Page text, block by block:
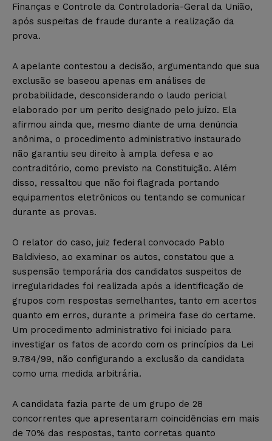
Finanças e Controle da Controladoria-Geral da União,
após suspeitas de fraude durante a realização da
prova.
A apelante contestou a decisão, argumentando que sua
exclusão se baseou apenas em análises de
probabilidade, desconsiderando o laudo pericial
elaborado por um perito designado pelo juízo. Ela
afirmou ainda que, mesmo diante de uma denúncia
anônima, o procedimento administrativo instaurado
não garantiu seu direito à ampla defesa e ao
contraditório, como previsto na Constituição. Além
disso, ressaltou que não foi flagrada portando
equipamentos eletrônicos ou tentando se comunicar
durante as provas.
O relator do caso, juiz federal convocado Pablo
Baldivieso, ao examinar os autos, constatou que a
suspensão temporária dos candidatos suspeitos de
irregularidades foi realizada após a identificação de
grupos com respostas semelhantes, tanto em acertos
quanto em erros, durante a primeira fase do certame.
Um procedimento administrativo foi iniciado para
investigar os fatos de acordo com os princípios da Lei
9.784/99, não configurando a exclusão da candidata
como uma medida arbitrária.
A candidata fazia parte de um grupo de 28
concorrentes que apresentaram coincidências em mais
de 70% das respostas, tanto corretas quanto